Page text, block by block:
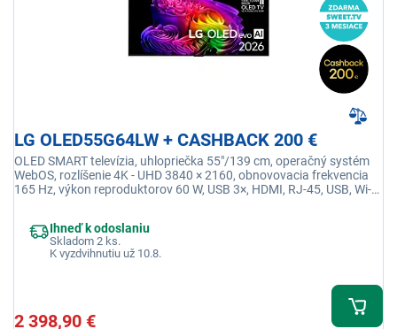
LG OLED55G64LW + CASHBACK 200 €
OLED SMART televízia, uhlopriečka 55"/139 cm, operačný systém
WebOS, rozlíšenie 4K - UHD 3840 × 2160, obnovovacia frekvencia
165 Hz, výkon reproduktorov 60 W, USB 3×, HDMI, RJ-45, USB, Wi-fi
Ihneď k odoslaniu
Skladom 2 ks.
K vyzdvihnutiu už 10.8.
2 398,90 €